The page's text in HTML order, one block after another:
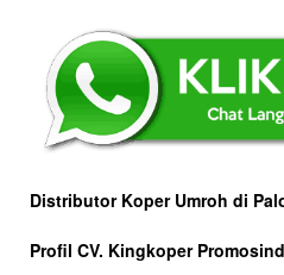
Distributor Koper Umroh di
Profil CV. Kingkoper